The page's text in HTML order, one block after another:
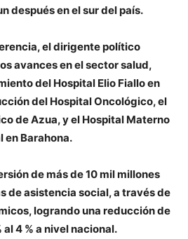
después en el sur del país.
el dirigente político
avances en el sector salud,
del Hospital Elio Fiallo en
del Hospital Oncológico, el
de Azua, y el Hospital Materno
en Barahona.
de más de 10 mil millones
de asistencia social, a través de
logrando una reducción de
4 % a nivel nacional.